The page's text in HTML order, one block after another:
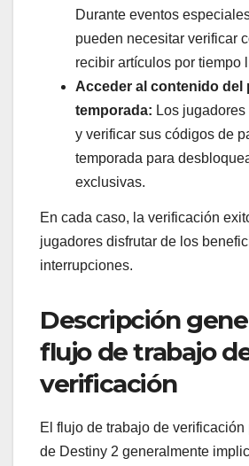
Durante eventos
pueden necesitar verificar
recibir artículos por tiempo
Acceder al contenido del
temporada: Los
y verificar sus códigos de
temporada para
exclusivas.
En cada caso, la verificación
jugadores disfrutar de los
interrupciones.
Descripción
flujo de trabajo
verificación
El flujo de trabajo de
de Destiny 2 generalmente